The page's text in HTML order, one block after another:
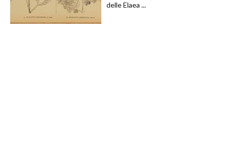
delle Elaea ...